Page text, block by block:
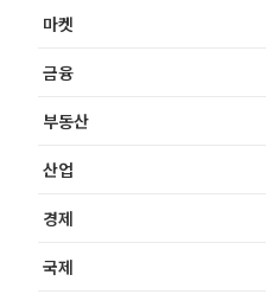
마켓
금융
부동산
산업
경제
국제